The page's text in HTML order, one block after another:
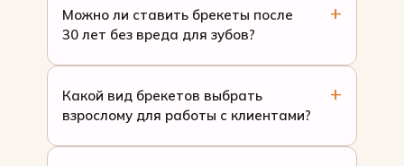
Можно ли ставить брекеты после
30 лет без вреда для зубов?
Какой вид брекетов выбрать
взрослому для работы с клиентами?